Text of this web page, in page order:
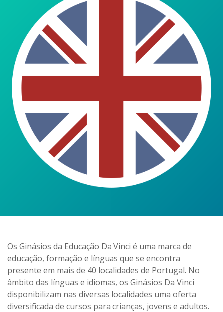
Os Ginásios da Educação Da Vinci é uma marca de
educação, formação e línguas que se encontra
presente em mais de 40 localidades de Portugal. No
âmbito das línguas e idiomas, os Ginásios Da Vinci
disponibilizam nas diversas localidades uma oferta
diversificada de cursos para crianças, jovens e adultos.